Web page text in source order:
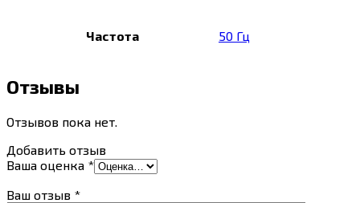
Частота 50 Гц
Отзывы
Отзывов пока нет.
Добавить отзыв
Ваша оценка *
Ваш отзыв *